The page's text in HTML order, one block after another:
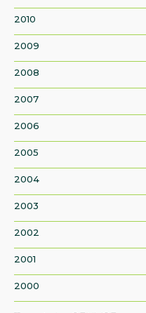
2010
2009
2008
2007
2006
2005
2004
2003
2002
2001
2000